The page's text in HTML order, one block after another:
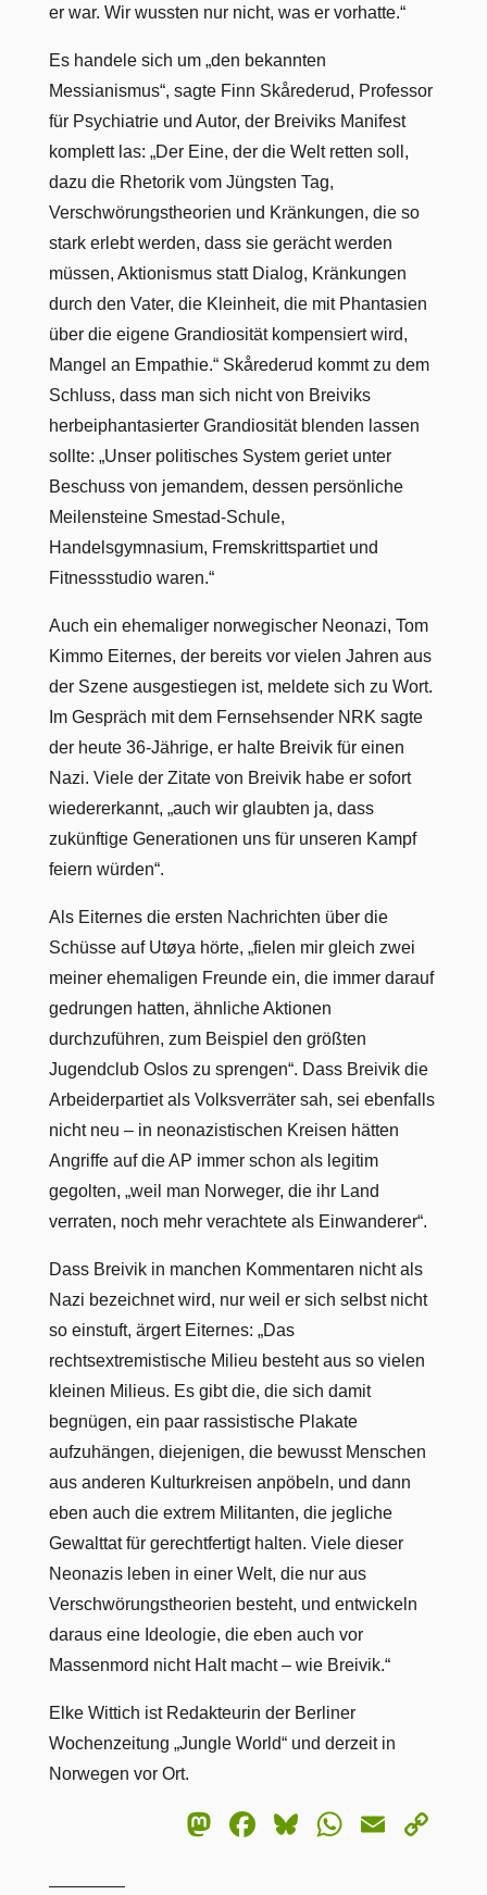
er war. Wir wussten nur nicht, was er vorhatte.“
Es handele sich um „den bekannten
Messianismus“, sagte Finn Skårederud, Professor
für Psychiatrie und Autor, der Breiviks Manifest
komplett las: „Der Eine, der die Welt retten soll,
dazu die Rhetorik vom Jüngsten Tag,
Verschwörungstheorien und Kränkungen, die so
stark erlebt werden, dass sie gerächt werden
müssen, Aktionismus statt Dialog, Kränkungen
durch den Vater, die Kleinheit, die mit Phantasien
über die eigene Grandiosität kompensiert wird,
Mangel an Empathie.“ Skårederud kommt zu dem
Schluss, dass man sich nicht von Breiviks
herbeiphantasierter Grandiosität blenden lassen
sollte: „Unser politisches System geriet unter
Beschuss von jemandem, dessen persönliche
Meilensteine Smestad-Schule,
Handelsgymnasium, Fremskrittspartiet und
Fitnessstudio waren.“
Auch ein ehemaliger norwegischer Neonazi, Tom
Kimmo Eiternes, der bereits vor vielen Jahren aus
der Szene ausgestiegen ist, meldete sich zu Wort.
Im Gespräch mit dem Fernsehsender NRK sagte
der heute 36-Jährige, er halte Breivik für einen
Nazi. Viele der Zitate von Breivik habe er sofort
wiedererkannt, „auch wir glaubten ja, dass
zukünftige Generationen uns für unseren Kampf
feiern würden“.
Als Eiternes die ersten Nachrichten über die
Schüsse auf Utøya hörte, „fielen mir gleich zwei
meiner ehemaligen Freunde ein, die immer darauf
gedrungen hatten, ähnliche Aktionen
durchzuführen, zum Beispiel den größten
Jugendclub Oslos zu sprengen“. Dass Breivik die
Arbeiderpartiet als Volksverräter sah, sei ebenfalls
nicht neu – in neonazistischen Kreisen hätten
Angriffe auf die AP immer schon als legitim
gegolten, „weil man Norweger, die ihr Land
verraten, noch mehr verachtete als Einwanderer“.
Dass Breivik in manchen Kommentaren nicht als
Nazi bezeichnet wird, nur weil er sich selbst nicht
so einstuft, ärgert Eiternes: „Das
rechtsextremistische Milieu besteht aus so vielen
kleinen Milieus. Es gibt die, die sich damit
begnügen, ein paar rassistische Plakate
aufzuhängen, diejenigen, die bewusst Menschen
aus anderen Kulturkreisen anpöbeln, und dann
eben auch die extrem Militanten, die jegliche
Gewalttat für gerechtfertigt halten. Viele dieser
Neonazis leben in einer Welt, die nur aus
Verschwörungstheorien besteht, und entwickeln
daraus eine Ideologie, die eben auch vor
Massenmord nicht Halt macht – wie Breivik.“
Elke Wittich ist Redakteurin der Berliner
Wochenzeitung „Jungle World“ und derzeit in
Norwegen vor Ort.
Mastodon
Facebook
BlueskyEmail